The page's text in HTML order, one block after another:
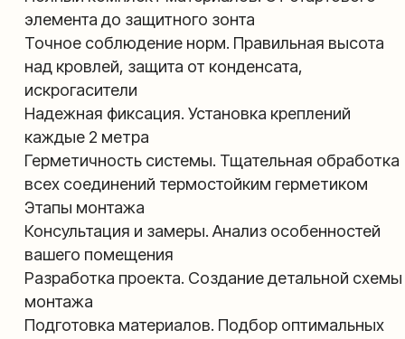
Подготовка материалов. Подбор оптимальных
комплектующих
Профессиональный монтаж. Установка с
соблюдением всех норм безопасности
Тестирование системы. Проверка тяги и
герметичности
Гарантийное обслуживание
Не рискуйте безопасностью своего дома —
доверьте монтаж дымохода профессионалам!
Свяжитесь с нами для расчета стоимости и
записи на консультацию.
📞 Звоните прямо сейчас!